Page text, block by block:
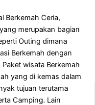
Berkemah Ceria,
merupakan bagian
Outing dimana
Berkemah dengan
wisata Berkemah
yang di kemas dalam
tujuan terutama
Camping. Lain